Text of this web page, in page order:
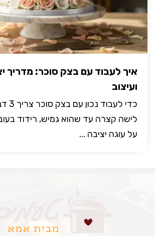
איך לעבוד עם בצק סוכר: מדריך
ועיצוב
כדי
לישה קצרה עד שהוא גמיש, רידוד
על עוגה יציבה ...